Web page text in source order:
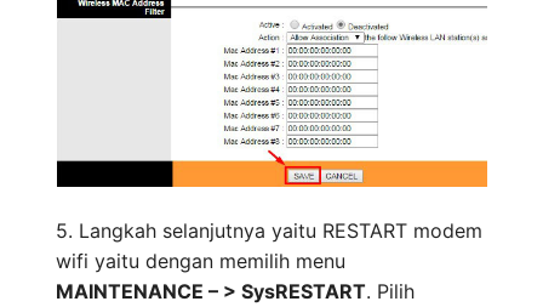
5. Langkah selanjutnya yaitu RESTART modem
wifi yaitu dengan memilih menu
MAINTENANCE – > SysRESTART. Pilih